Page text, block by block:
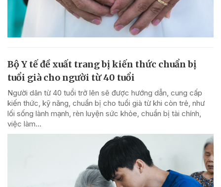
Bộ Y tế đề xuất trang bị kiến thức chuẩn bị
tuổi già cho người từ 40 tuổi
Người dân từ 40 tuổi trở lên sẽ được hướng dẫn, cung cấp
kiến thức, kỹ năng, chuẩn bị cho tuổi già từ khi còn trẻ, như
lối sống lành mạnh, rèn luyện sức khỏe, chuẩn bị tài chính,
việc làm...